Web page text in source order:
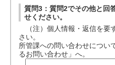
質問3：質問2でその他と回
せください。
（注）個人情報・返信を要
さい。
所管課への問い合わせについ
るお問い合わせ」へ。